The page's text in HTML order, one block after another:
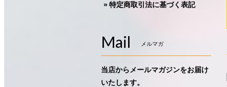
特定商取引法に基づく表記
Mail メルマガ
当店からメールマガジンをお届け
いたします。